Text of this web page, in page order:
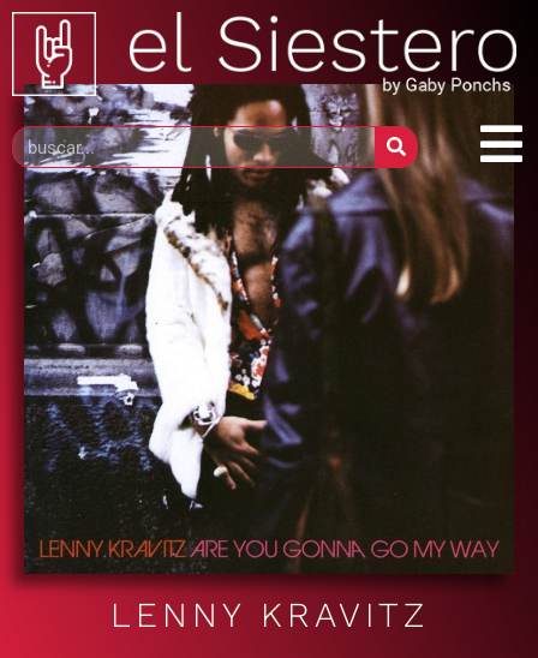
LENNY KRAVITZ